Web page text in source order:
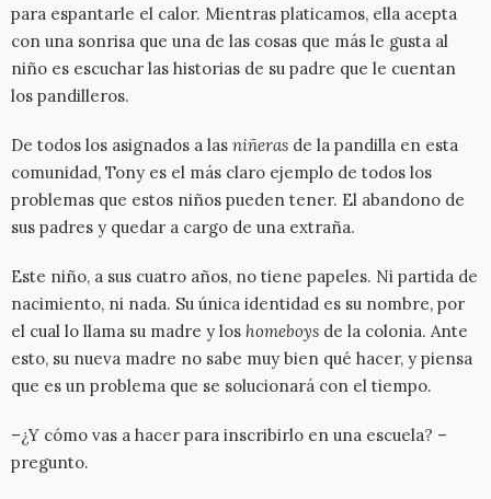
para espantarle el calor. Mientras platicamos, ella acepta
con una sonrisa que una de las cosas que más le gusta al
niño es escuchar las historias de su padre que le cuentan
los pandilleros.
De todos los asignados a las niñeras de la pandilla en esta
comunidad, Tony es el más claro ejemplo de todos los
problemas que estos niños pueden tener. El abandono de
sus padres y quedar a cargo de una extraña.
Este niño, a sus cuatro años, no tiene papeles. Ni partida de
nacimiento, ni nada. Su única identidad es su nombre, por
el cual lo llama su madre y los homeboys de la colonia. Ante
esto, su nueva madre no sabe muy bien qué hacer, y piensa
que es un problema que se solucionará con el tiempo.
–¿Y cómo vas a hacer para inscribirlo en una escuela? –
pregunto.